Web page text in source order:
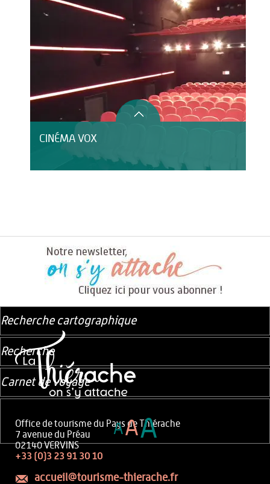
CINÉMA VOX
Office de tourisme du Pays de Thiérache
7 avenue du Préau
02140 VERVINS
+33 (0)3 23 91 30 10
accueil@tourisme-thierache.fr
Recherche cartographique
Recherche
Carnet de voyage
AAA